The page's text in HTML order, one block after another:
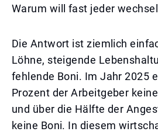
Warum will fast jeder
Die Antwort ist ziemlich
Löhne, steigende
fehlende Boni. Im Jahr 2025
Prozent der Arbeitgeber
und über die Hälfte der
keine Boni. In diesem